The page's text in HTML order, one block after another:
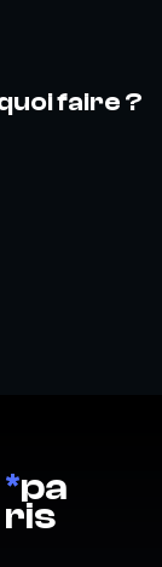
faire ?
*pa
ris